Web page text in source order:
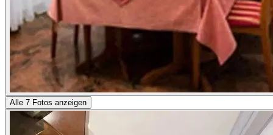
Alle 7 Fotos anzeigen